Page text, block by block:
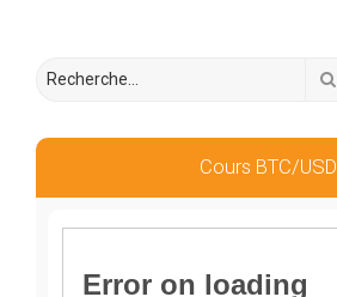
Cours BTC/USD